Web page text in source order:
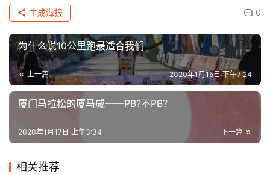
0
生成海报
为什么说10公里跑最适合我们
上一篇 2020年1月15日 下午7:24
厦门马拉松的厦马威——PB?不PB？
下一篇
2020年1月17日 上午3:34
相关推荐